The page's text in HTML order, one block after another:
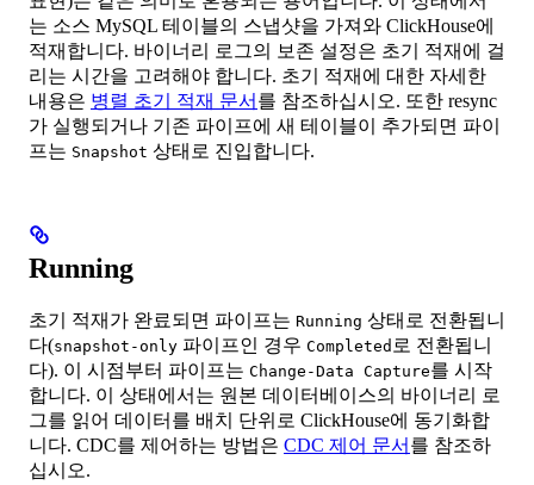
는 소스 MySQL 테이블의 스냅샷을 가져와 ClickHouse에
적재합니다. 바이너리 로그의 보존 설정은 초기 적재에 걸
리는 시간을 고려해야 합니다. 초기 적재에 대한 자세한
내용은 병렬 초기 적재 문서 를 참조하십시오. 또한 resync
가 실행되거나 기존 파이프에 새 테이블이 추가되면 파이
프는 Snapshot 상태로 진입합니다.
Running
초기 적재가 완료되면 파이프는 Running 상태로 전환됩니
다(snapshot-only 파이프인 경우 Completed 로 전환됩니
다). 이 시점부터 파이프는 Change-Data Capture를 시작
합니다. 이 상태에서는 원본 데이터베이스의 바이너리 로
그를 읽어 데이터를 배치 단위로 ClickHouse에 동기화합
니다. CDC를 제어하는 방법은 CDC 제어 문서 를 참조하
십시오.